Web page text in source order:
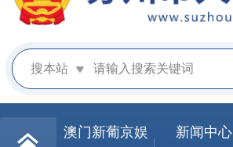
搜本站
澳门新葡京娱
新闻中心